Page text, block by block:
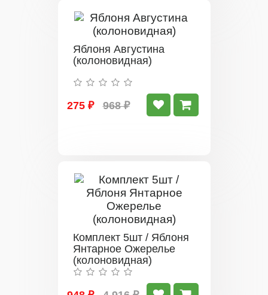
Яблоня Августина
(колоновидная)
275 ₽ 968 ₽
Комплект 5шт / Яблоня
Янтарное Ожерелье
(колоновидная)